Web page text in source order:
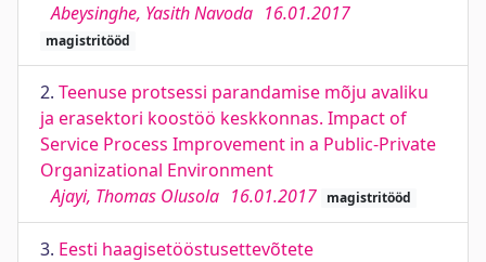
Abeysinghe, Yasith Navoda 16.01.2017
magistritööd
2. Teenuse protsessi parandamise mõju avaliku
ja erasektori koostöö keskkonnas. Impact of
Service Process Improvement in a Public-Private
Organizational Environment
Ajayi, Thomas Olusola 16.01.2017 magistritööd
3. Eesti haagisetööstusettevõtete